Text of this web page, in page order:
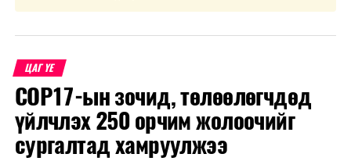
ДАРААХ МЭДЭЭ
Өнөөдөр ажиллах шинжилгээний болон
ӨМНӨХ МЭДЭЭ
“Монголчуудын эрхэмлэн дээдлэх үнэт зүйлс”
хэлэлцүүлэг боллоо
ЦАГ ҮЕ
COP17-ын зочид, төлөөлөгчдөд
үйлчлэх 250 орчим жолоочийг
сургалтад хамруулжээ